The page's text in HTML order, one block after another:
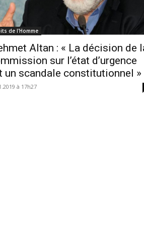
de l'Homme
Altan : « La décision de
sur l’état d’urgence
un scandale constitutionnel »
à 17h27